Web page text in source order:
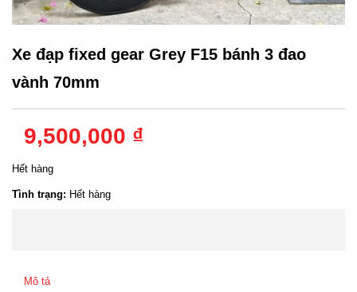
Xe đạp fixed gear Grey F15 bánh 3 đao
vành 70mm
9,500,000 ₫
Hết hàng
Tình trạng: Hết hàng
Mô tả